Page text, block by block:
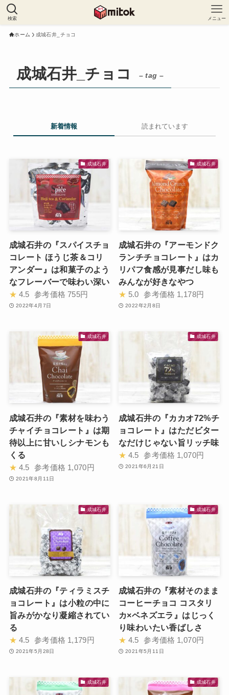
検索 メニュー
ホーム 成城石井_チョコ
成城石井_チョコ – tag –
新着情報 読まれています
成城石井
成城石井の『スパイスチョ
コレート ほうじ茶＆コリ
アンダー』は和菓子のよう
なフレーバーで味わい深い
★ 4.5 参考価格 755円
2022年4月7日
成城石井
成城石井の『アーモンドク
ランチチョコレート』はカ
リパフ食感が見事だし味も
みんなが好きなやつ
★ 5.0 参考価格 1,178円
2022年2月8日
成城石井
成城石井の『素材を味わう
チャイチョコレート』は期
待以上に甘いしシナモンも
くる
★ 4.5 参考価格 1,070円
2021年8月11日
成城石井
成城石井の『カカオ72%チ
ョコレート』はただビター
なだけじゃない旨リッチ味
★ 4.5 参考価格 1,070円
2021年6月21日
成城石井
成城石井の『ティラミスチ
ョコレート』は小粒の中に
旨みがかなり凝縮されてい
る
★ 4.5 参考価格 1,179円
2021年5月28日
成城石井
成城石井の『素材そのまま
コーヒーチョコ コスタリ
カ×ベネズエラ』はじっく
り味わいたい香ばしさ
★ 4.5 参考価格 1,070円
2021年5月11日
成城石井 成城石井